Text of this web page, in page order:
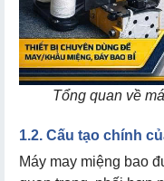
5.2. May bao
5.3. May bao
5.4. May bao
Tổng quan về
1.2. Cấu tạo chính
Máy may miệng bao